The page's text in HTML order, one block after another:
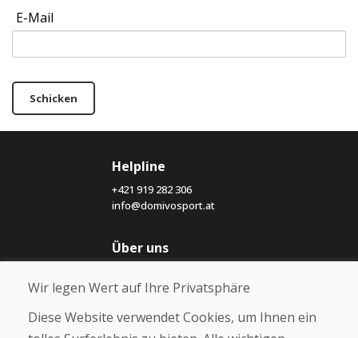
E-Mail
Schicken
Helpline
+421 919 282 306
info@domivosport.at
Über uns
Über uns
Kontakt
Wir legen Wert auf Ihre Privatsphäre
Diese Website verwendet Cookies, um Ihnen ein